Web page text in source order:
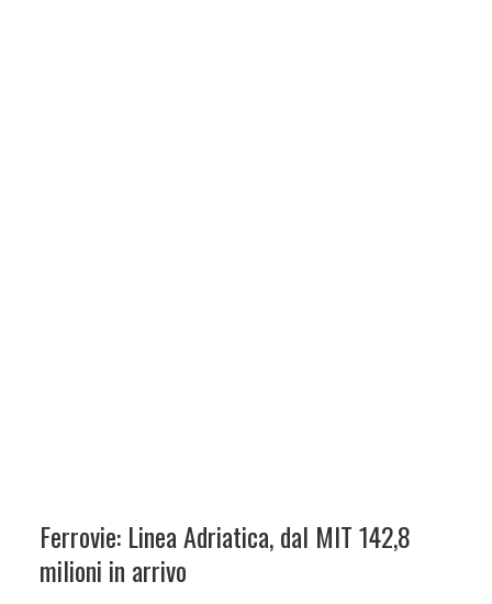
Ferrovie: Linea Adriatica, dal MIT 142,8
milioni in arrivo